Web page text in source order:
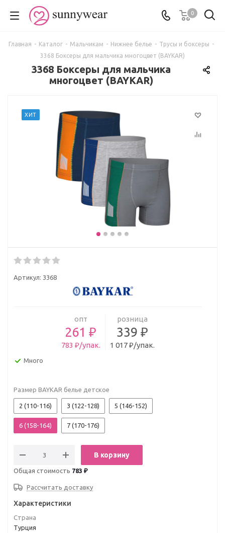
0
Главная - Каталог - Мальчикам - Нижнее белье - Трусы и боксеры -
3368 Боксеры для мальчика многоцвет (BAYKAR)
3368 Боксеры для мальчика
многоцвет (BAYKAR)
ХИТ
Артикул: 3368
опт
261 ₽
783 ₽/упак.
розница
339 ₽
1 017 ₽/упак.
Много
Размер BAYKAR белье детское
2 (110-116) 3 (122-128) 5 (146-152)
6 (158-164) 7 (170-176)
В корзину
Общая стоимость 783 ₽
Рассчитать доставку
Характеристики
Страна
Турция